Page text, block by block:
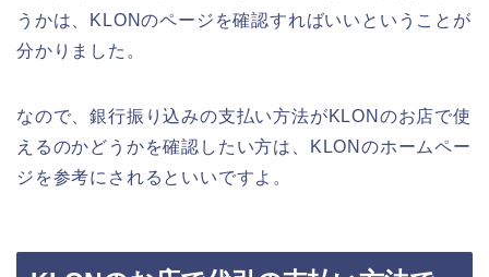
うかは、KLONのページを確認すればいいということが
分かりました。
なので、銀行振り込みの支払い方法がKLONのお店で使
えるのかどうかを確認したい方は、KLONのホームペー
ジを参考にされるといいですよ。